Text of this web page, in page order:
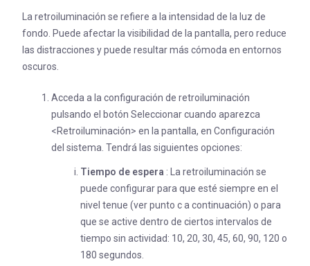
La retroiluminación se refiere a la intensidad de la luz de
fondo. Puede afectar la visibilidad de la pantalla, pero reduce
las distracciones y puede resultar más cómoda en entornos
oscuros.
Acceda a la configuración de retroiluminación
pulsando el botón Seleccionar cuando aparezca
<Retroiluminación> en la pantalla, en Configuración
del sistema. Tendrá las siguientes opciones:
Tiempo de espera : La retroiluminación se
puede configurar para que esté siempre en el
nivel tenue (ver punto c a continuación) o para
que se active dentro de ciertos intervalos de
tiempo sin actividad: 10, 20, 30, 45, 60, 90, 120 o
180 segundos.